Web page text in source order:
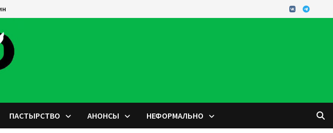
ПАСТЫРСТВО АНОНСЫ НЕФОРМАЛЬНО